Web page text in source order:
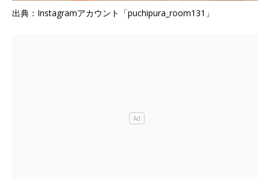
出典：Instagramアカウント「puchipura_room131」